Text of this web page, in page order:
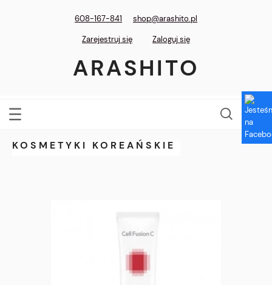
608-167-841
shop@arashito.pl
Zarejestruj się
Zaloguj się
ARASHITO
KOSMETYKI KOREAŃSKIE